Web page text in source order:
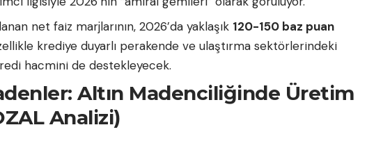
net faiz marjlarının, 2026’da yaklaşık 120-150 baz puan
krediye duyarlı perakende ve ulaştırma sektörlerindeki
hacmini de destekleyecek.
Altın Madenciliğinde Üretim
Analizi)